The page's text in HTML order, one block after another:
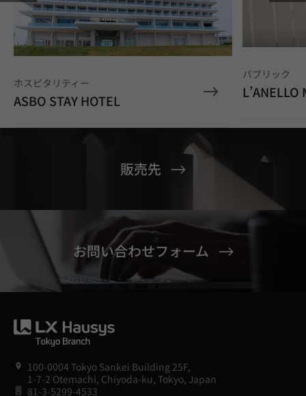
ホスピタリティー
ASBO STAY HOTEL
パブリック
L’ANELLO
販売先
お問い合わせフォーム
100-0004 Tokyo Sankei Building 25F,
1-7-2 Otemachi, Chiyoda-ku, Tokyo, Japan
81-3-5299-4533